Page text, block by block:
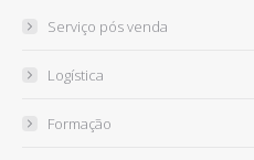
Serviço pós venda
Logística
Formação